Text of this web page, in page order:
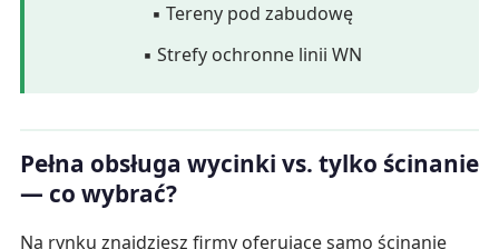
▪ Tereny pod zabudowę
▪ Strefy ochronne linii WN
Pełna obsługa wycinki vs. tylko ścinanie
— co wybrać?
Na rynku znajdziesz firmy oferujące samo ścinanie